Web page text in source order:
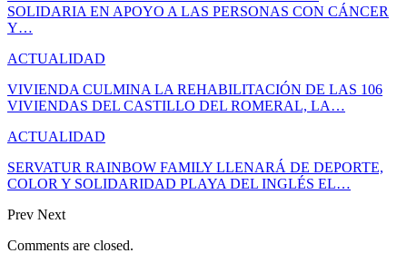
SOLIDARIA EN APOYO A LAS PERSONAS CON CÁNCER
Y…
ACTUALIDAD
VIVIENDA CULMINA LA REHABILITACIÓN DE LAS 106
VIVIENDAS DEL CASTILLO DEL ROMERAL, LA…
ACTUALIDAD
SERVATUR RAINBOW FAMILY LLENARÁ DE DEPORTE,
COLOR Y SOLIDARIDAD PLAYA DEL INGLÉS EL…
Prev Next
Comments are closed.